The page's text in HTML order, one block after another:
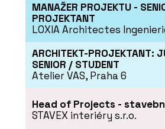
MANAŽER PROJEKTU -
PROJEKTANT
LOXIA Architectes
ARCHITEKT-PROJEKTANT:
SENIOR / STUDENT
Atelier VAS, Praha 6
Head of Projects -
STAVEX interiéry s.r.o.